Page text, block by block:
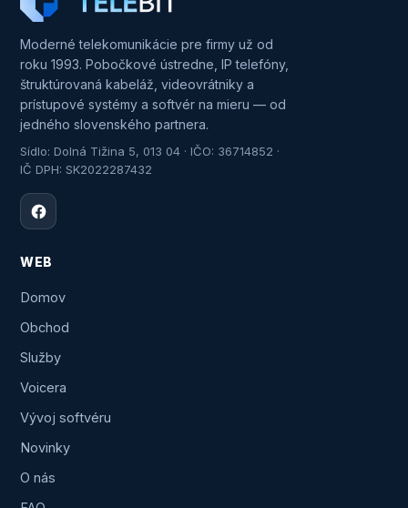
Moderné telekomunikácie pre firmy už od
roku 1993. Pobočkové ústredne, IP telefóny,
štruktúrovaná kabeláž, videovrátniky a
prístupové systémy a softvér na mieru — od
jedného slovenského partnera.
Sídlo: Dolná Tižina 5, 013 04 · IČO: 36714852 ·
IČ DPH: SK2022287432
WEB
Domov
Obchod
Služby
Voicera
Vývoj softvéru
Novinky
O nás